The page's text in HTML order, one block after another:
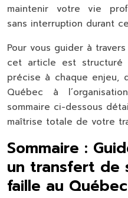
maintenir votre vie
sans interruption durant
Pour vous guider à
cet article est structuré
précise à chaque enjeu,
Québec à
sommaire ci-dessous
maîtrise totale de votre
Sommaire :
un transfert de
faille au Québec